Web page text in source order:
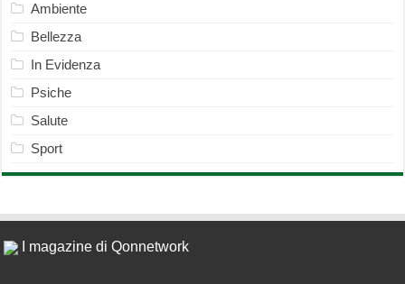
Ambiente
Bellezza
In Evidenza
Psiche
Salute
Sport
I magazine di Qonnetwork